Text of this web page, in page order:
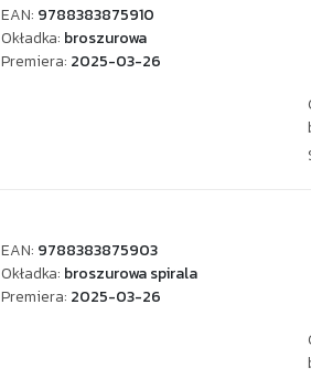
EAN: 9788383875910
Okładka: broszurowa
Premiera: 2025-03-26
EAN: 9788383875903
Okładka: broszurowa spirala
Premiera: 2025-03-26